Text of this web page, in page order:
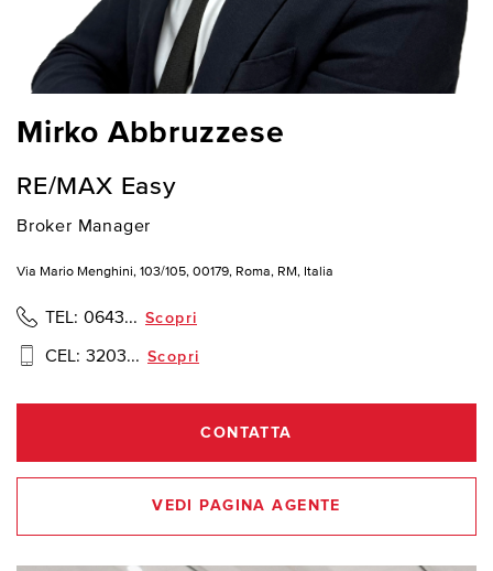
Mirko Abbruzzese
RE/MAX Easy
Broker Manager
Via Mario Menghini, 103/105, 00179, Roma, RM, Italia
TEL: 0643... Scopri
CEL: 3203... Scopri
CONTATTA
VEDI PAGINA AGENTE